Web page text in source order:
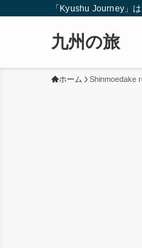
「Kyushu Journey」
九州の旅
ホーム Shinmoedake